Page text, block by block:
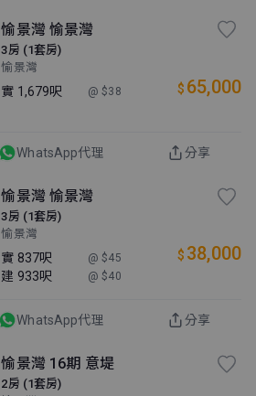
愉景灣 愉景灣
3房 (1套房)
愉景灣
實 1,679呎 @ $38 $ 65,000
WhatsApp代理 分享
愉景灣 愉景灣
3房 (1套房)
愉景灣
實 837呎 @ $45
建 933呎 @ $40
$ 38,000
WhatsApp代理 分享
愉景灣 16期 意堤
2房 (1套房)